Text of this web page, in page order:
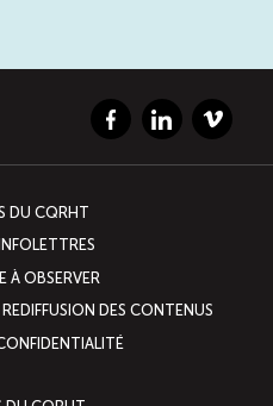
FacebookLinkedInVimeo
DU CQRHT
À OBSERVER
DES CONTENUS